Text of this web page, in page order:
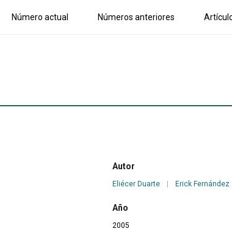
Número actual Números anteriores
Autor
Eliécer Duarte | Erick Fernández
Año
2005